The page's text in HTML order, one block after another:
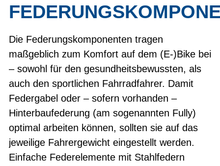
Die Federungskomponenten tragen
maßgeblich zum Komfort auf dem (E-)Bike bei
– sowohl für den gesundheitsbewussten, als
auch den sportlichen Fahrradfahrer. Damit
Federgabel oder – sofern vorhanden –
Hinterbaufederung (am sogenannten Fully)
optimal arbeiten können, sollten sie auf das
jeweilige Fahrergewicht eingestellt werden.
Einfache Federelemente mit Stahlfedern